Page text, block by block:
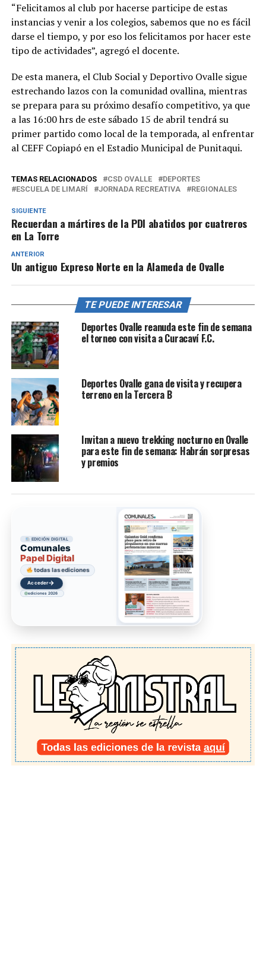
“Felicitamos al club por hacerse participe de estas
instancias y venir a los colegios, sabemos que no es fácil
darse el tiempo, y por eso los felicitamos por hacer este
tipo de actividades”, agregó el docente.
De esta manera, el Club Social y Deportivo Ovalle sigue
estrechando lazos con la comunidad ovallina, mientras
se prepara para su próximo desafío competitivo, ya que
a las 16:00 hrs de este sábado 15 de abril tendrá su
primer partido como local de la temporada, al enfrentar
al CEFF Copiapó en el Estadio Municipal de Punitaqui.
TEMAS RELACIONADOS CSD OVALLE
DEPORTES
ESCUELA DE LIMARÍ
JORNADA RECREATIVA REGIONALES
SIGUIENTE
Recuerdan a mártires de la PDI abatidos por cuatreros
en La Torre
ANTERIOR
Un antiguo Expreso Norte en la Alameda de Ovalle
TE PUEDE INTERESAR
Deportes Ovalle reanuda este fin de semana
el torneo con visita a Curacaví F.C.
Deportes Ovalle gana de visita y recupera
terreno en la Tercera B
Invitan a nuevo trekking nocturno en Ovalle
para este fin de semana: Habrán sorpresas
y premios
EDICIÓN DIGITAL
Comunales
Papel Digital
todas las ediciones
Acceder→
ediciones 2026